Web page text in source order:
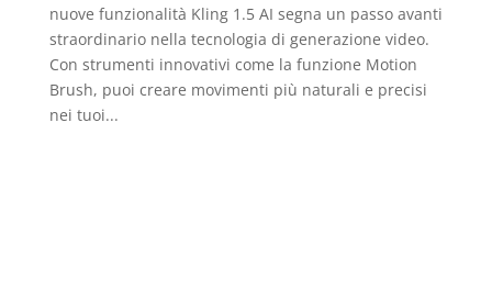
nuove funzionalità Kling 1.5 AI segna un passo avanti
straordinario nella tecnologia di generazione video.
Con strumenti innovativi come la funzione Motion
Brush, puoi creare movimenti più naturali e precisi
nei tuoi...